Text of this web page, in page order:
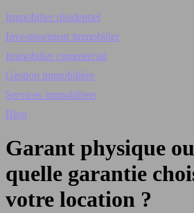
Immobilier résidentiel
Investissement immobilier
Immobilier commercial
Gestion immobilière
Services immobiliers
Blog
Garant physique
quelle garantie
votre location ?